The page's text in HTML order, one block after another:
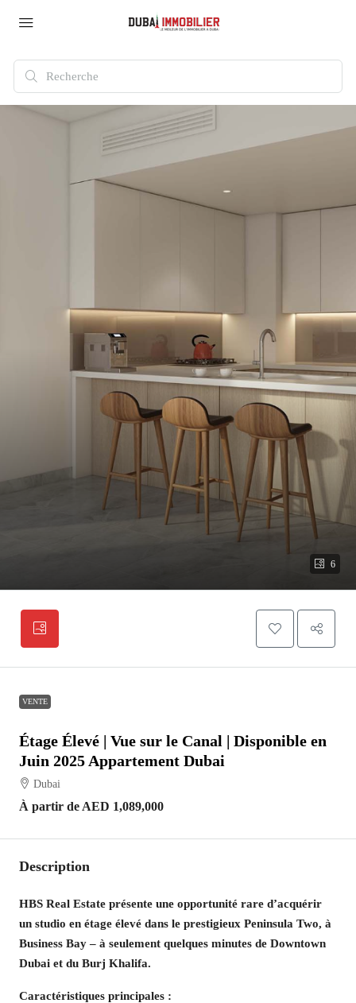
6
VENTE
Étage Élevé | Vue sur le Canal | Disponible en
Juin 2025 Appartement Dubai
Dubai
À partir de AED 1,089,000
Description
HBS Real Estate présente une opportunité rare d’acquérir
un studio en étage élevé dans le prestigieux Peninsula Two, à
Business Bay – à seulement quelques minutes de Downtown
Dubai et du Burj Khalifa.
Caractéristiques principales :